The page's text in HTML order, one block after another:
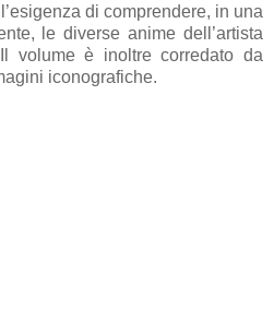
di comprendere, in una
le diverse anime dell’artista
volume è inoltre corredato da
iconografiche.